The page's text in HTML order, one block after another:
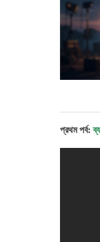
প্রথম পর্ব: